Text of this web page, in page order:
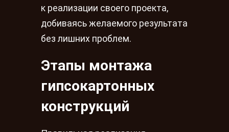
к реализации своего проекта,
добиваясь желаемого результата
без лишних проблем.
Этапы монтажа
гипсокартонных
конструкций